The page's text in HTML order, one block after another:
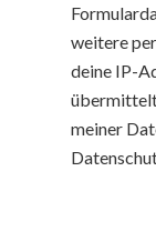
weitere
deine IP-
meiner